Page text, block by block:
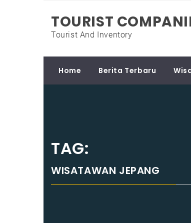
content
TOURIST
Tourist And Inventory
Home Berita Terbaru
TAG:
WISATAWAN JEPANG